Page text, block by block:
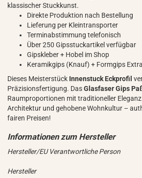
klassischer Stuckkunst.
Direkte Produktion nach Bestellung
Lieferung per Kleintransporter
Terminabstimmung telefonisch
Über 250 Gipsstuckartikel verfügbar
Gipskleber + Hobel im Shop
Keramikgips (Knauf) + Formgips
Dieses Meisterstück Innenstuck Eckprofil
Präzisionsfertigung. DasGlasfaser Gips
Raumproportionen mit traditioneller
Architektur und gehobene Wohnkultur –
fairen Preisen!
Hersteller/EU Verantwortliche Person
Hersteller